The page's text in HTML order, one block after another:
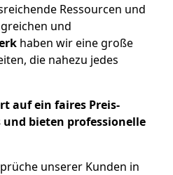
Ressourcen und
und
haben wir eine große
die nahezu jedes
auf ein faires Preis-
bieten professionelle
unserer Kunden in